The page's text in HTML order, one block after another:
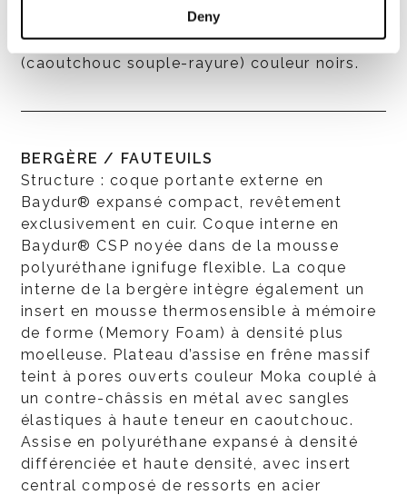
Deny
pression, peinture couleur Étain avec finition
brillante anti-trace. Patins glisseurs en SEBS
(caoutchouc souple-rayure) couleur noirs.
BERGÈRE / FAUTEUILS
Structure : coque portante externe en
Baydur® expansé compact, revêtement
exclusivement en cuir. Coque interne en
Baydur® CSP noyée dans de la mousse
polyuréthane ignifuge flexible. La coque
interne de la bergère intègre également un
insert en mousse thermosensible à mémoire
de forme (Memory Foam) à densité plus
moelleuse. Plateau d’assise en frêne massif
teint à pores ouverts couleur Moka couplé à
un contre-châssis en métal avec sangles
élastiques à haute teneur en caoutchouc.
Assise en polyuréthane expansé à densité
différenciée et haute densité, avec insert
central composé de ressorts en acier